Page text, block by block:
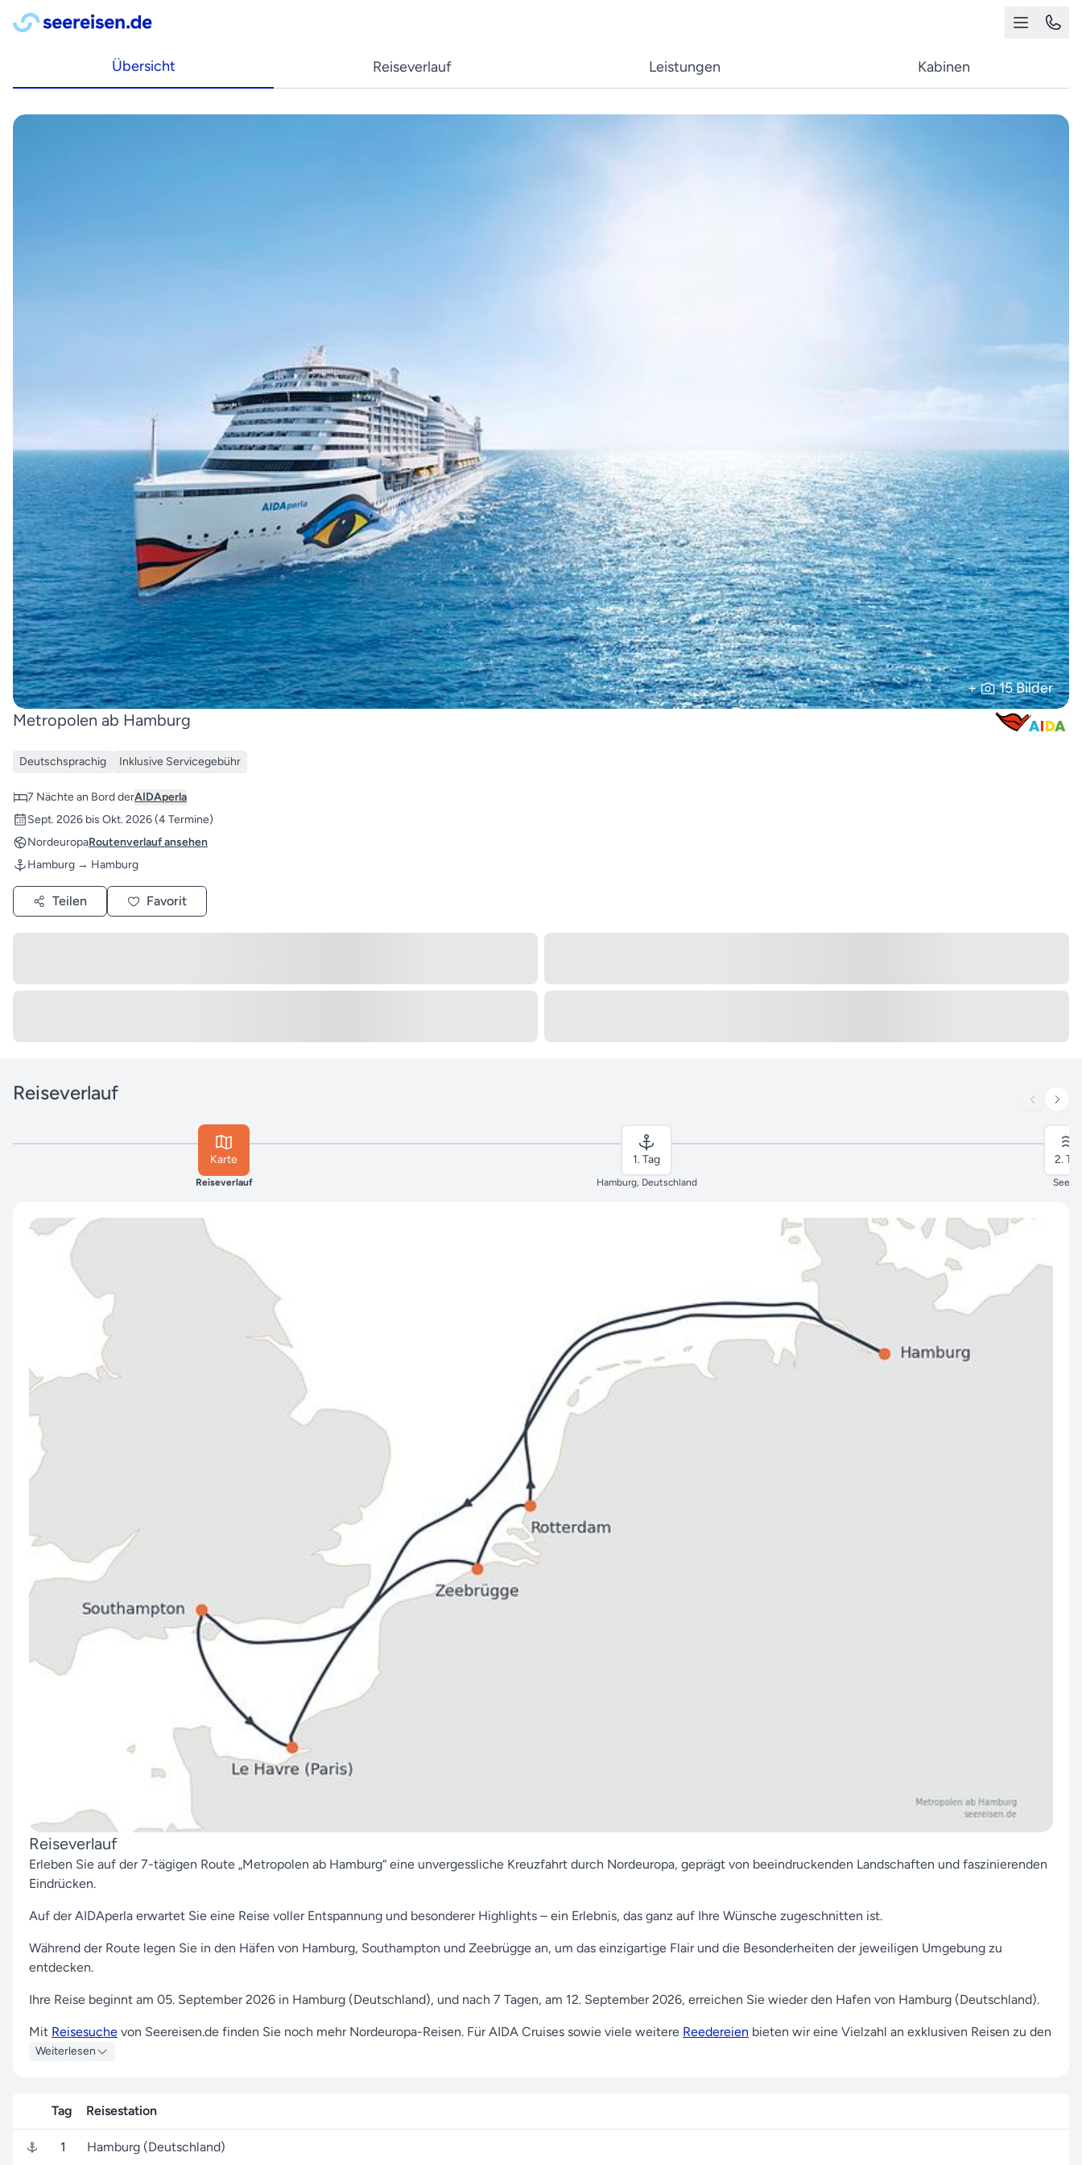
Übersicht Reiseverlauf Leistungen Kabinen
+ 15 Bilder
Metropolen ab Hamburg
Deutschsprachig Inklusive Servicegebühr
7 Nächte an Bord derAIDAperla
Sept. 2026 bis Okt. 2026(4 Termine)
NordeuropaRoutenverlauf ansehen
Hamburg → Hamburg
Teilen Favorit
Reiseverlauf
Karte
Reiseverlauf
1. Tag
Hamburg, Deutschland
2.
Reiseverlauf
Erleben Sie auf der 7-tägigen Route „Metropolen ab Hamburg“ eine unvergessliche Kreuzfahrt durch Nordeuropa, geprägt von beeindruckenden Landschaften und faszinierenden
Eindrücken.
Auf der AIDAperla erwartet Sie eine Reise voller Entspannung und besonderer Highlights – ein Erlebnis, das ganz auf Ihre Wünsche zugeschnitten ist.
Während der Route legen Sie in den Häfen von Hamburg, Southampton und Zeebrügge an, um das einzigartige Flair und die Besonderheiten der jeweiligen Umgebung zu
entdecken.
Ihre Reise beginnt am 05. September 2026 in Hamburg (Deutschland), und nach 7 Tagen, am 12. September 2026, erreichen Sie wieder den Hafen von Hamburg (Deutschland).
Mit Reisesuche von Seereisen.de finden Sie noch mehr Nordeuropa-Reisen. Für AIDA Cruises sowie viele weitere Reedereien bieten wir eine Vielzahl an exklusiven Reisen zu den
schönsten Destinationen an.
Reiseexperten hilft Ihnen mit Rat und Tat weiter.
Weiterlesen
Tag Reisestation
1 Hamburg (Deutschland)